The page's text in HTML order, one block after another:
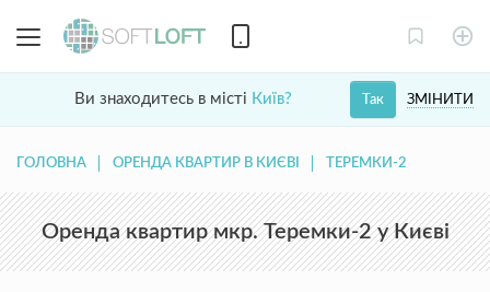
Ви знаходитесь в місті Київ? ЗМІНИТИ
Так
ГОЛОВНА ОРЕНДА КВАРТИР В КИЄВІ ТЕРЕМКИ-2
Оренда квартир мкр. Теремки-2 у Києві